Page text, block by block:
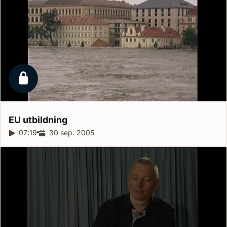
Låst reportage
EU utbildning
Reportagelängd:
07:19 Releasedatum:
30 sep. 2005